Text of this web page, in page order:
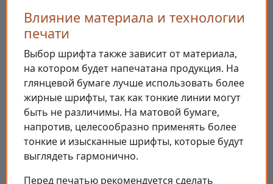
Влияние материала и технологии
печати
Выбор шрифта также зависит от материала,
на котором будет напечатана продукция. На
глянцевой бумаге лучше использовать более
жирные шрифты, так как тонкие линии могут
быть не различимы. На матовой бумаге,
напротив, целесообразно применять более
тонкие и изысканные шрифты, которые будут
выглядеть гармонично.
Перед печатью рекомендуется сделать